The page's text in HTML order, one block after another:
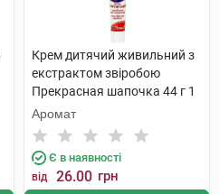
Крем дитячий живильний з
екстрактом звіробою
Прекрасная шапочка 44 г 1
туба
Аромат
Є в наявності
від 26.00 грн